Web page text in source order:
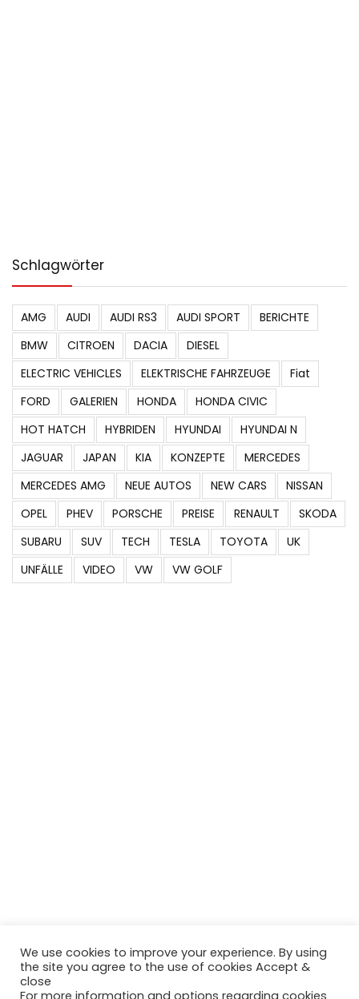
Schlagwörter
AMG AUDI AUDI RS3 AUDI SPORT
BERICHTE
BMW
CITROEN DACIA
DIESEL
ELECTRIC VEHICLES
ELEKTRISCHE FAHRZEUGE
Fiat
FORD
GALERIEN HONDA
HONDA CIVIC
HOT HATCH
HYBRIDEN HYUNDAI
HYUNDAI N
JAGUAR
JAPAN KIA KONZEPTE
MERCEDES
MERCEDES AMG
NEUE AUTOS NEW CARS
NISSAN
OPEL
PHEV PORSCHE PREISE RENAULT
SKODA
SUBARU
SUV TECH TESLA TOYOTA
UK
UNFÄLLE
VIDEO VW VW GOLF
We use cookies to improve your experience. By using
the site you agree to the use of cookies Accept &
close
For more information and options regarding cookies